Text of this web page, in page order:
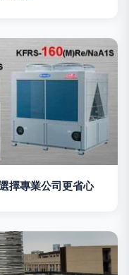
擇專業公司更省心